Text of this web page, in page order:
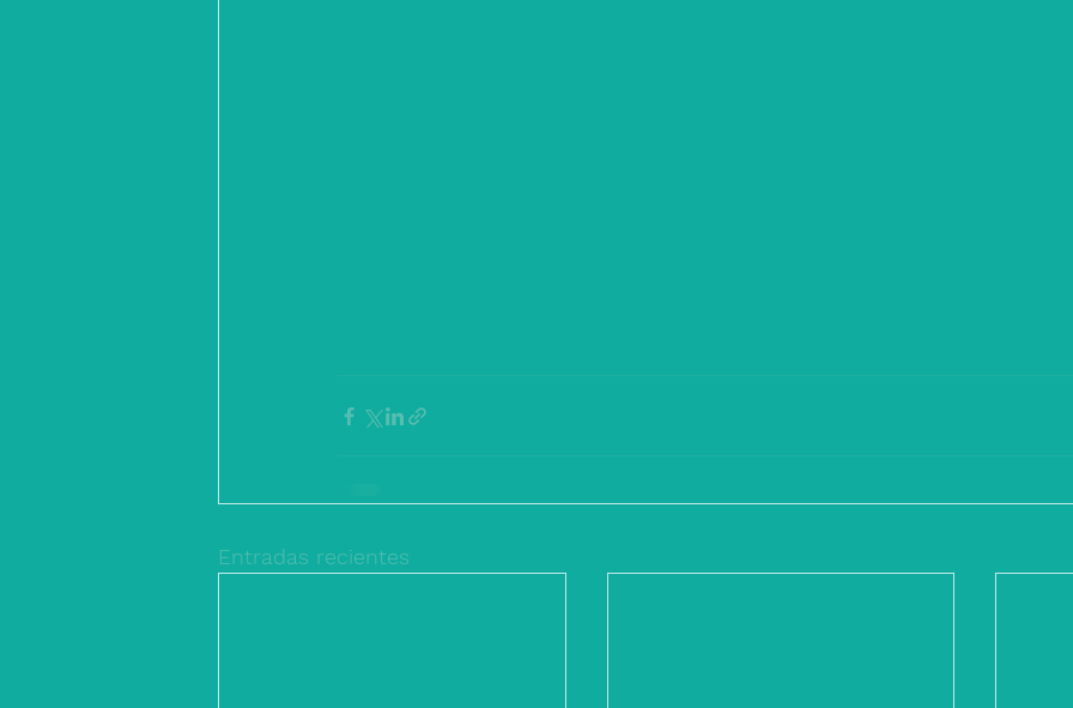
Entradas recientes